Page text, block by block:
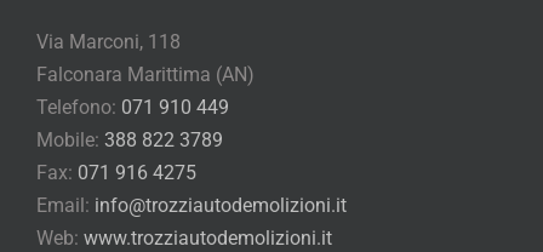
Via Marconi, 118
Falconara Marittima (AN)
Telefono: 071 910 449
Mobile: 388 822 3789
Fax: 071 916 4275
Email: info@trozziautodemolizioni.it
Web: www.trozziautodemolizioni.it